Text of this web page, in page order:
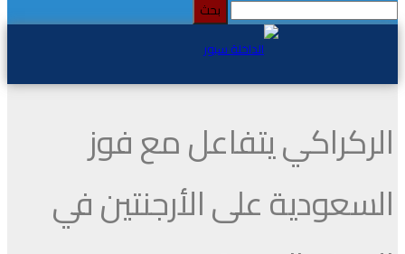
الركراكي يتفاعل مع فوز
السعودية على الأرجنتين في